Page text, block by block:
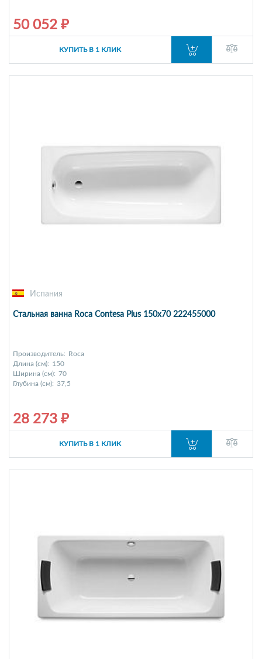
50 052 ₽
КУПИТЬ В 1 КЛИК
Испания
Стальная ванна Roca Contesa Plus 150x70 222455000
Производитель: Roca
Длина (см): 150
Ширина (см): 70
Глубина (см): 37,5
28 273 ₽
КУПИТЬ В 1 КЛИК